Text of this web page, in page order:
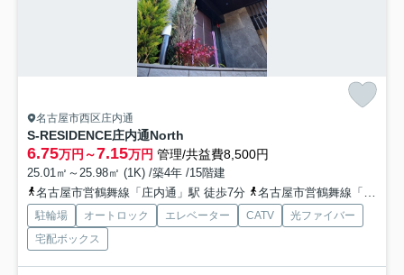
名古屋市西区庄内通
S-RESIDENCE庄内通North
6.75万円～7.15万円 管理/共益費8,500円
25.01㎡～25.98㎡ (1K) /築4年 /15階建
名古屋市営鶴舞線「庄内通」駅 徒歩7分
名古屋市営鶴舞線「庄内緑地公園」駅 徒歩12分
駐輪場 オートロック エレベーター CATV
光ファイバー
宅配ボックス